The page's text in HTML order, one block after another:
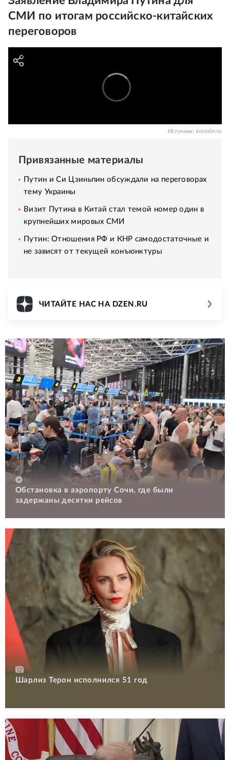
СМИ по итогам российско-китайских
переговоров
Источник: kremlin.ru
Привязанные материалы
Путин и Си Цзиньпин обсуждали на переговорах
тему Украины
Визит Путина в Китай стал темой номер один в
крупнейших мировых СМИ
Путин: Отношения РФ и КНР самодостаточные и
не зависят от текущей конъюнктуры
ЧИТАЙТЕ НАС НА DZEN.RU
Обстановка в аэропорту Сочи, где были
задержаны десятки рейсов
Шарлиз Терон исполнился 51 год